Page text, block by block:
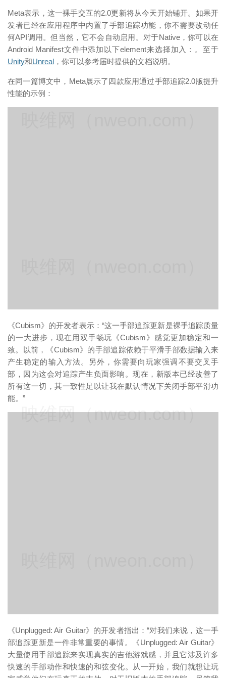
Meta表示，这一裸手交互的2.0更新将从今天开始铺开。如果开
发者已经在应用程序中内置了手部追踪功能，你不需要改动任
何API调用。但当然，它不会自动启用。对于Native，你可以在
Android Manifest文件中添加以下element来选择加入：。至于
Unity和Unreal ，你可以参考届时提供的文档说明。
在同一篇博文中，Meta展示了四款应用通过手部追踪2.0版提升
性能的示例：
《Cubism》的开发者表示：“这一手部追踪更新是裸手追踪质量
的一大进步，现在用双手畅玩《Cubism》感觉更加稳定和一
致。以前，《Cubism》的手部追踪依赖于平滑手部数据输入来
产生稳定的输入方法。另外，你需要向玩家强调不要交叉手
部，因为这会对追踪产生负面影响。现在，新版本已经改善了
所有这一切，其一致性足以让我在默认情况下关闭手部平滑功
能。”
《Unplugged: Air Guitar》的开发者指出：“对我们来说，这一手
部追踪更新是一件非常重要的事情。《Unplugged: Air Guitar》
大量使用手部追踪来实现真实的吉他游戏感，并且它涉及许多
快速的手部动作和快速的和弦变化。从一开始，我们就想让玩
映维网（nweon.com）